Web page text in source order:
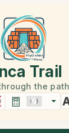
Trail
the